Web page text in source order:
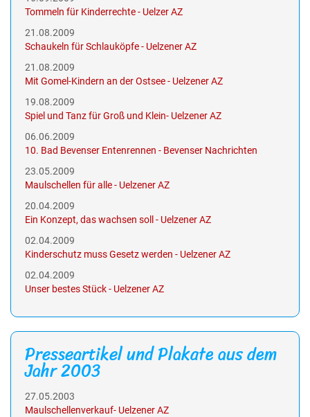
Tommeln für Kinderrechte - Uelzer AZ
21.08.2009
Schaukeln für Schlauköpfe - Uelzener AZ
21.08.2009
Mit Gomel-Kindern an der Ostsee - Uelzener AZ
19.08.2009
Spiel und Tanz für Groß und Klein- Uelzener AZ
06.06.2009
10. Bad Bevenser Entenrennen - Bevenser Nachrichten
23.05.2009
Maulschellen für alle - Uelzener AZ
20.04.2009
Ein Konzept, das wachsen soll - Uelzener AZ
02.04.2009
Kinderschutz muss Gesetz werden - Uelzener AZ
02.04.2009
Unser bestes Stück - Uelzener AZ
Presseartikel und Plakate aus dem
Jahr 2003
27.05.2003
Maulschellenverkauf- Uelzener AZ